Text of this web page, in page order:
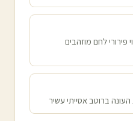
פירורי לחם מוזהבים
ברוטב אסייתי עשיר